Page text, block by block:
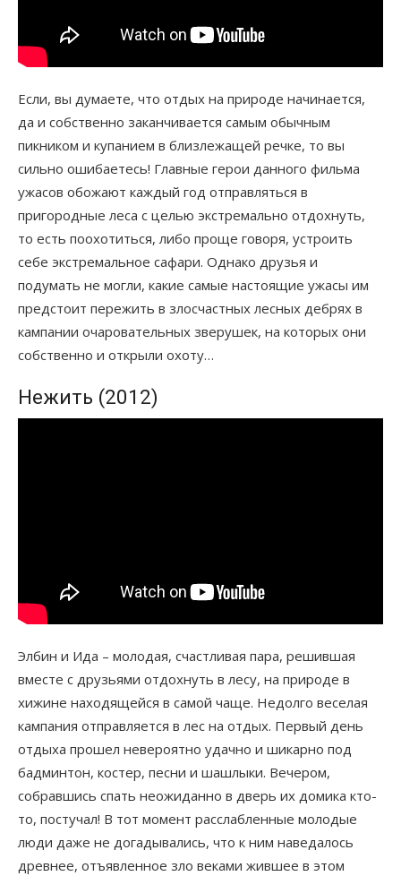
Если, вы думаете, что отдых на природе начинается,
да и собственно заканчивается самым обычным
пикником и купанием в близлежащей речке, то вы
сильно ошибаетесь! Главные герои данного фильма
ужасов обожают каждый год отправляться в
пригородные леса с целью экстремально отдохнуть,
то есть поохотиться, либо проще говоря, устроить
себе экстремальное сафари. Однако друзья и
подумать не могли, какие самые настоящие ужасы им
предстоит пережить в злосчастных лесных дебрях в
кампании очаровательных зверушек, на которых они
собственно и открыли охоту…
Нежить (2012)
Элбин и Ида – молодая, счастливая пара, решившая
вместе с друзьями отдохнуть в лесу, на природе в
хижине находящейся в самой чаще. Недолго веселая
кампания отправляется в лес на отдых. Первый день
отдыха прошел невероятно удачно и шикарно под
бадминтон, костер, песни и шашлыки. Вечером,
собравшись спать неожиданно в дверь их домика кто-
то, постучал! В тот момент расслабленные молодые
люди даже не догадывались, что к ним наведалось
древнее, отъявленное зло веками жившее в этом